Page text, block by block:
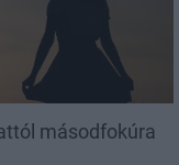
másodfokúra